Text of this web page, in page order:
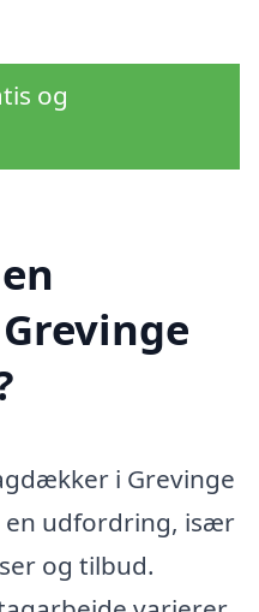
og
i Grevinge
en udfordring, især
og tilbud.